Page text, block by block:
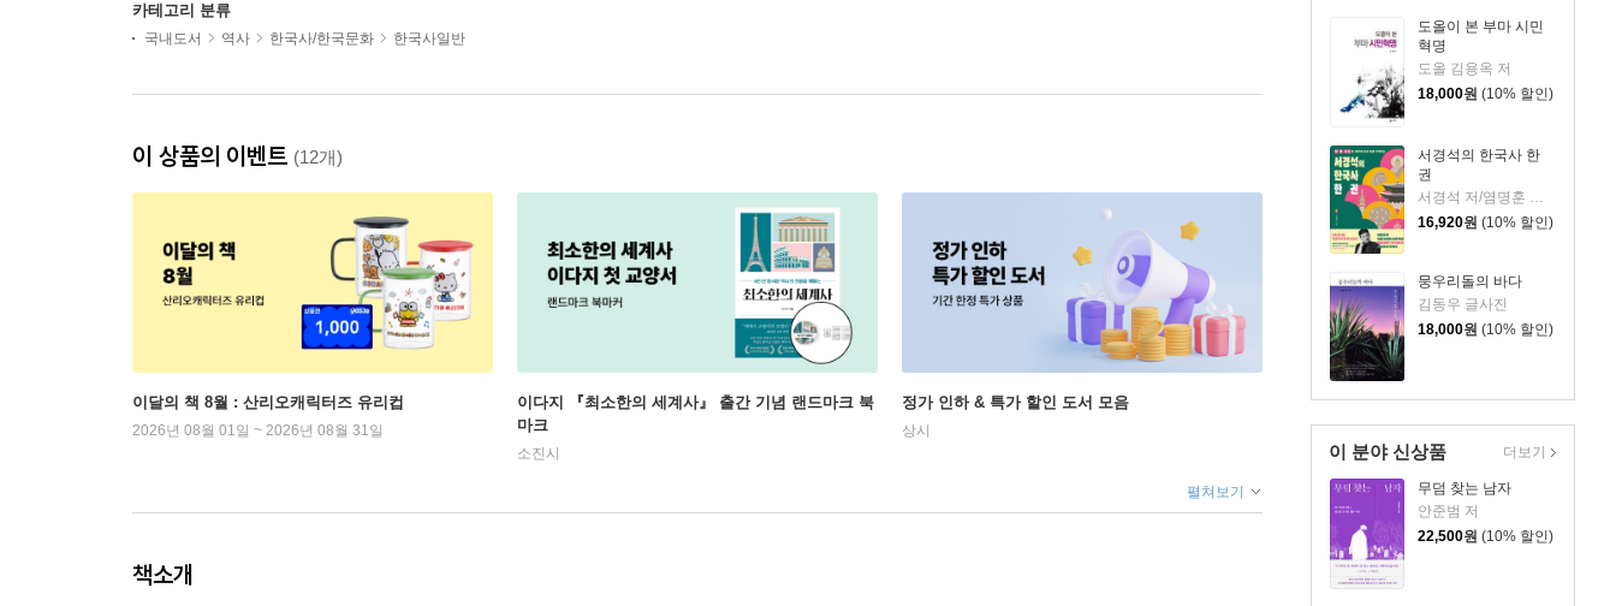
도올이 본 부마 시민
혁명
도올 김용옥 저
18,000원 (10% 할인)
서경석의 한국사 한
권
16,920원 (10% 할인)
뭉우리돌의 바다
김동우 글사진
18,000원 (10% 할인)
이 분야 신상품
무덤 찾는 남자
안준범 저
22,500원 (10% 할인)
더보기
카테고리 분류
국내도서 역사 한국사/한국문화 한국사일반
이 상품의 이벤트 (12개)
이달의 책 8월 : 산리오캐릭터즈 유리컵
2026년 08월 01일 ~ 2026년 08월 31일
이다지 『최소한의 세계사』 출간 기념 랜드마크 북
마크
소진시
정가 인하 & 특가 할인 도서 모음
상시
펼쳐보기
책소개